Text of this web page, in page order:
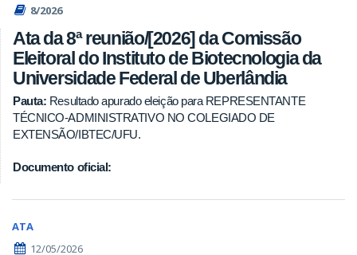
8/2026
Ata da 8ª reunião/[2026] da Comissão
Eleitoral do Instituto de Biotecnologia da
Universidade Federal de Uberlândia
Pauta: Resultado apurado eleição para REPRESENTANTE
TÉCNICO-ADMINISTRATIVO NO COLEGIADO DE
EXTENSÃO/IBTEC/UFU.
Documento oficial:
ATA
12/05/2026